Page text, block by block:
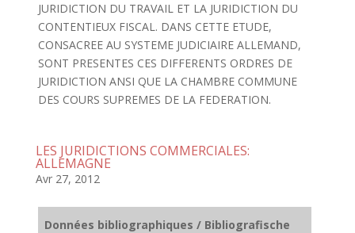
JURIDICTION DU TRAVAIL ET LA JURIDICTION DU
CONTENTIEUX FISCAL. DANS CETTE ETUDE,
CONSACREE AU SYSTEME JUDICIAIRE ALLEMAND,
SONT PRESENTES CES DIFFERENTS ORDRES DE
JURIDICTION ANSI QUE LA CHAMBRE COMMUNE
DES COURS SUPREMES DE LA FEDERATION.
LES JURIDICTIONS COMMERCIALES:
ALLEMAGNE
Avr 27, 2012
Données bibliographiques / Bibliografische